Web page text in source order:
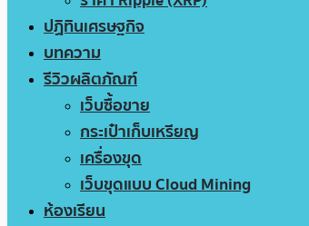
ปฏิทินเศรษฐกิจ
บทความ
รีวิวผลิตภัณฑ์
เว็บซื้อขาย
กระเป๋าเก็บเหรียญ
เครื่องขุด
เว็บขุดแบบ Cloud Mining
ห้องเรียน